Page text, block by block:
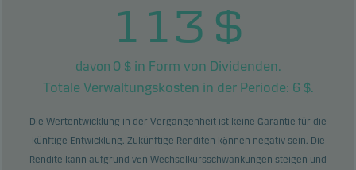
113 $
davon 0 $ in Form von Dividenden.
Totale Verwaltungskosten in der Periode: 6 $.
Die Wertentwicklung in der Vergangenheit ist keine Garantie für die
künftige Entwicklung. Zukünftige Renditen können negativ sein. Die
Rendite kann aufgrund von Wechselkursschwankungen steigen und